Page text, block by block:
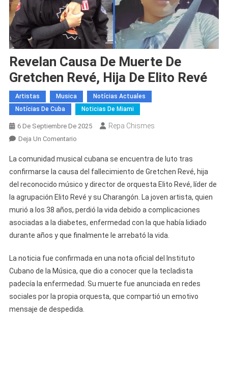
Revelan Causa De Muerte De
Gretchen Revé, Hija De Elito Revé
Artistas Musica
Notícias Actuales
Notícias De Cuba
Noticias De Miami
6 De Septiembre De 2025 Repa Chismes
Deja Un ComentarioEn
Causa
De
Muerte
De
Gretchen
Revé,
Hija
Elito
La comunidad musical cubana se encuentra de luto tras
confirmarse la causa del fallecimiento de Gretchen Revé, hija
del reconocido músico y director de orquesta Elito Revé, líder de
la agrupación Elito Revé y su Charangón. La joven artista, quien
murió a los 38 años, perdió la vida debido a complicaciones
asociadas a la diabetes, enfermedad con la que había lidiado
durante años y que finalmente le arrebató la vida.
La noticia fue confirmada en una nota oficial del Instituto
Cubano de la Música, que dio a conocer que la tecladista
padecía la enfermedad. Su muerte fue anunciada en redes
sociales por la propia orquesta, que compartió un emotivo
mensaje de despedida.